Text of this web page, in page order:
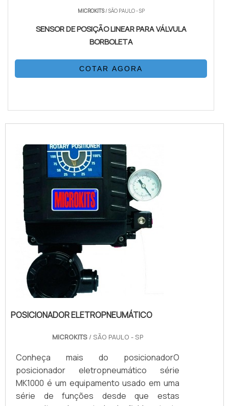
MICROKITS/ SÃO PAULO - SP
SENSOR DE POSIÇÃO LINEAR PARA VÁLVULA
BORBOLETA
COTAR AGORA
POSICIONADOR ELETROPNEUMÁTICO
MICROKITS / SÃO PAULO - SP
Conheça mais do posicionadorO
posicionador eletropneumático série
MK1000 é um equipamento usado em uma
série de funções desde que estas